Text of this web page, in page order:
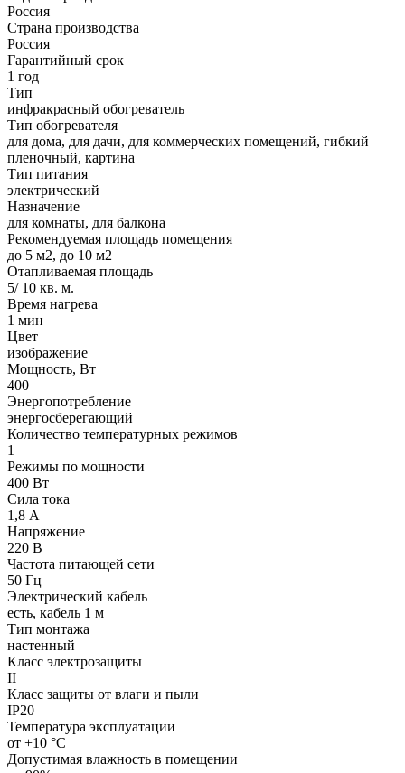
Россия
Страна производства
Россия
Гарантийный срок
1 год
Тип
инфракрасный обогреватель
Тип обогревателя
для дома, для дачи, для коммерческих помещений, гибкий
пленочный, картина
Тип питания
электрический
Назначение
для комнаты, для балкона
Рекомендуемая площадь помещения
до 5 м2, до 10 м2
Отапливаемая площадь
5/ 10 кв. м.
Время нагрева
1 мин
Цвет
изображение
Мощность, Вт
400
Энергопотребление
энергосберегающий
Количество температурных режимов
1
Режимы по мощности
400 Вт
Сила тока
1,8 А
Напряжение
220 В
Частота питающей сети
50 Гц
Электрический кабель
есть, кабель 1 м
Тип монтажа
настенный
Класс электрозащиты
II
Класс защиты от влаги и пыли
IP20
Температура эксплуатации
от +10 °С
Допустимая влажность в помещении